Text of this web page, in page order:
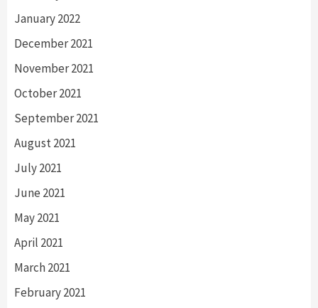
January 2022
December 2021
November 2021
October 2021
September 2021
August 2021
July 2021
June 2021
May 2021
April 2021
March 2021
February 2021